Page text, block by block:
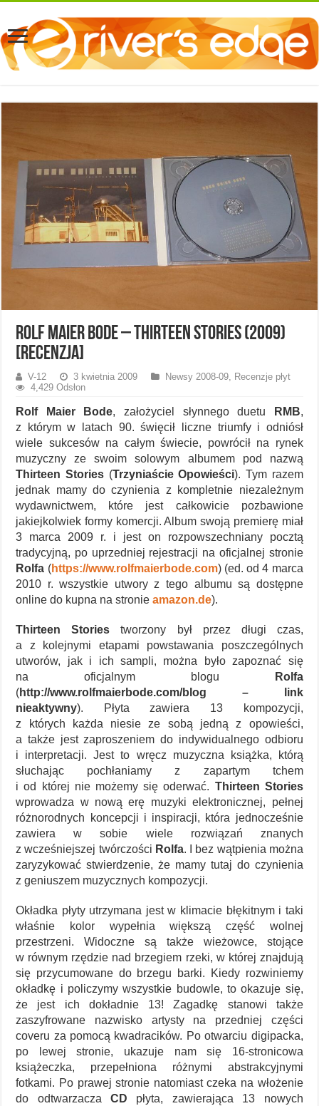
Rolf Maier Bode – Thirteen Stories (2009)
[recenzja]
V-12 3 kwietnia 2009 Newsy 2008-09, Recenzje płyt
4,429 Odsłon
Rolf Maier Bode, założyciel słynnego duetu RMB,
z którym w latach 90. święcił liczne triumfy i odniósł
wiele sukcesów na całym świecie, powrócił na rynek
muzyczny ze swoim solowym albumem pod nazwą
Thirteen Stories(Trzyniaście Opowieści). Tym razem
jednak mamy do czynienia z kompletnie niezależnym
wydawnictwem, które jest całkowicie pozbawione
jakiejkolwiek formy komercji. Album swoją premierę miał
3 marca 2009 r. i jest on rozpowszechniany pocztą
tradycyjną, po uprzedniej rejestracji na oficjalnej stronie
Rolfa (https://www.rolfmaierbode.com) (ed. od 4 marca
2010 r. wszystkie utwory z tego albumu są dostępne
online do kupna na stronieamazon.de).
Thirteen Stories tworzony był przez długi czas,
a z kolejnymi etapami powstawania poszczególnych
utworów, jak i ich sampli, można było zapoznać się
na oficjalnym blogu
Rolfa
(http://www.rolfmaierbode.com/blog – link
nieaktywny). Płyta zawiera 13 kompozycji,
z których każda niesie ze sobą jedną z opowieści,
a także jest zaproszeniem do indywidualnego odbioru
i interpretacji. Jest to wręcz muzyczna książka, którą
słuchając pochłaniamy z zapartym tchem
i od której nie możemy się oderwać. Thirteen Stories
wprowadza w nową erę muzyki elektronicznej, pełnej
różnorodnych koncepcji i inspiracji, która jednocześnie
zawiera w sobie wiele rozwiązań znanych
z wcześniejszej twórczości Rolfa. I bez wątpienia można
zaryzykować stwierdzenie, że mamy tutaj do czynienia
z geniuszem muzycznych kompozycji.
Okładka płyty utrzymana jest w klimacie błękitnym i taki
właśnie kolor wypełnia większą część wolnej
przestrzeni. Widoczne są także wieżowce, stojące
w równym rzędzie nad brzegiem rzeki, w której znajdują
się przycumowane do brzegu barki. Kiedy rozwiniemy
okładkę i policzymy wszystkie budowle, to okazuje się,
że jest ich dokładnie 13! Zagadkę stanowi także
zaszyfrowane nazwisko artysty na przedniej części
coveru za pomocą kwadracików. Po otwarciu digipacka,
po lewej stronie, ukazuje nam się 16-stronicowa
książeczka, przepełniona różnymi abstrakcyjnymi
fotkami. Po prawej stronie natomiast czeka na włożenie
do odtwarzaczaCD płyta, zawierająca 13 nowych